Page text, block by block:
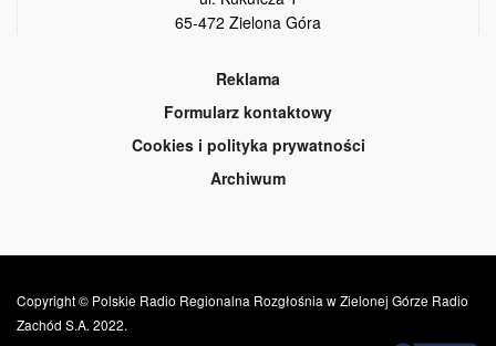
65-472 Zielona Góra
Reklama
Formularz kontaktowy
Cookies i polityka prywatności
Archiwum
Copyright © Polskie Radio Regionalna Rozgłośnia w Zielonej Górze Radio
Zachód S.A. 2022.